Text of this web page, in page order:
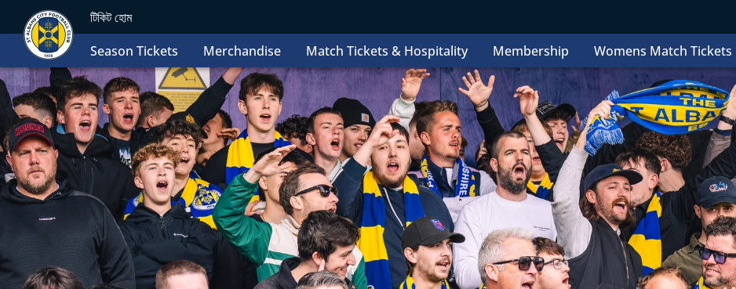
টিকিট হোম
Season Tickets
Merchandise Match Tickets & Hospitality Membership Womens Match Tickets